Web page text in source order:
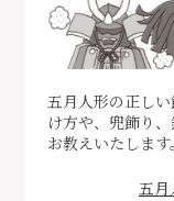
五月人形の正し
け方や、兜飾り
お教えいたします。
五月